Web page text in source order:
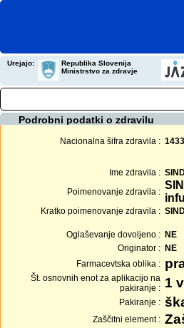
Urejajo:
Republika Slovenija
Ministrstvo za zdravje
Podrobni podatki o zdravilu
Nacionalna šifra zdravila :
Ime zdravila :
Poimenovanje zdravila :
Kratko poimenovanje zdravila :
Oglaševanje dovoljeno : NE
Originator : NE
Farmacevtska oblika :
Št. osnovnih enot za aplikacijo na
pakiranje : 1
Pakiranje :
Zaščitni element :